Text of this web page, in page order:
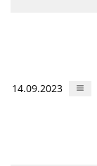
14.09.2023